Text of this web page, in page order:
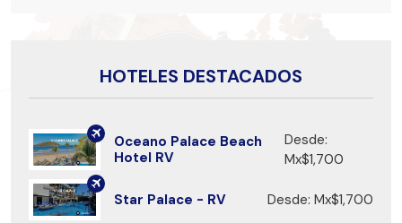
HOTELES DESTACADOS
Oceano Palace Beach
Hotel RV
Desde:
Mx$1,700
Star Palace - RV Desde: Mx$1,700